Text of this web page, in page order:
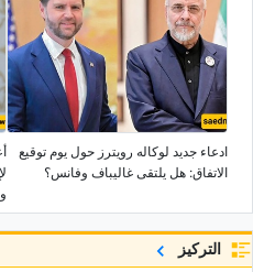
ادعاء جدید لوکاله رویترز حول یوم توقیع
الاتفاق: هل یلتقی غالیباف وفانس؟
التركيز